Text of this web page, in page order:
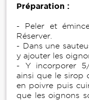
Préparation :
- Peler et
Réserver.
- Dans une
y ajouter les
- Y incorporer
ainsi que le sirop
en poivre puis
que les oignons